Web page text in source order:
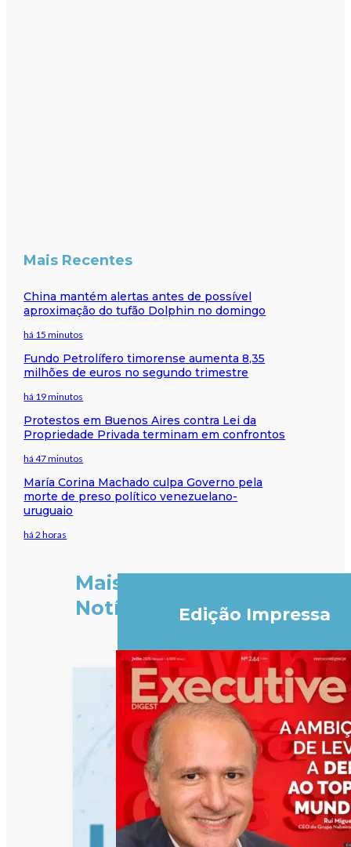
Mais Recentes
China mantém alertas antes de possível
aproximação do tufão Dolphin no domingo
há 15 minutos
Fundo Petrolífero timorense aumenta 8,35
milhões de euros no segundo trimestre
há 19 minutos
Protestos em Buenos Aires contra Lei da
Propriedade Privada terminam em confrontos
há 47 minutos
María Corina Machado culpa Governo pela
morte de preso político venezuelano-
uruguaio
há 2 horas
Mais
Notícias
Edição Impressa